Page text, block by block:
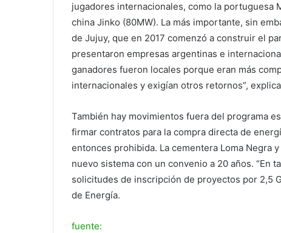
jugadores internacionales, como la portuguesa
china Jinko (80MW). La más importante, sin
de Jujuy, que en 2017 comenzó a construir el
presentaron empresas argentinas e
ganadores fueron locales porque eran más
internacionales y exigían otros retornos”,
También hay movimientos fuera del programa
firmar contratos para la compra directa de
entonces prohibida. La cementera Loma Negra
nuevo sistema con un convenio a 20 años. “En
solicitudes de inscripción de proyectos por 2,5
de Energía.
fuente: